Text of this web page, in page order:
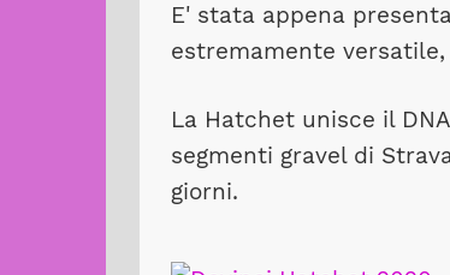
E' stata appena
estremamente
La Hatchet unisce il DNA
segmenti gravel di
giorni.